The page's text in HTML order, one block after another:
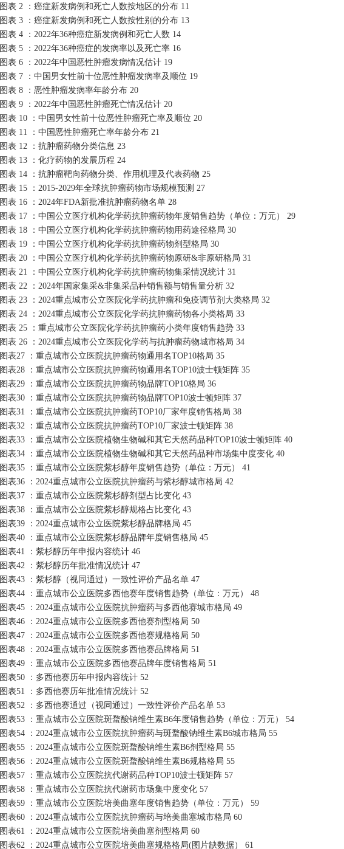
图表 2 ：癌症新发病例和死亡人数按地区的分布 11
图表 3 ：癌症新发病例和死亡人数按性别的分布 13
图表 4 ：2022年36种癌症新发病例和死亡人数 14
图表 5 ：2022年36种癌症的发病率以及死亡率 16
图表 6 ：2022年中国恶性肿瘤发病情况估计 19
图表 7 ：中国男女性前十位恶性肿瘤发病率及顺位 19
图表 8 ：恶性肿瘤发病率年龄分布 20
图表 9 ：2022年中国恶性肿瘤死亡情况估计 20
图表 10 ：中国男女性前十位恶性肿瘤死亡率及顺位 20
图表 11 ：中国恶性肿瘤死亡率年龄分布 21
图表 12 ：抗肿瘤药物分类信息 23
图表 13 ：化疗药物的发展历程 24
图表 14 ：抗肿瘤靶向药物分类、作用机理及代表药物 25
图表 15 ：2015-2029年全球抗肿瘤药物市场规模预测 27
图表 16 ：2024年FDA新批准抗肿瘤药物名单 28
图表 17 ：中国公立医疗机构化学药抗肿瘤药物年度销售趋势（单位：万元）
29
图表 18 ：中国公立医疗机构化学药抗肿瘤药物用药途径格局 30
图表 19 ：中国公立医疗机构化学药抗肿瘤药物剂型格局 30
图表 20 ：中国公立医疗机构化学药抗肿瘤药物原研&非原研格局 31
图表 21 ：中国公立医疗机构化学药抗肿瘤药物集采情况统计 31
图表 22 ：2024年国家集采&非集采品种销售额与销售量分析 32
图表 23 ：2024重点城市公立医院化学药抗肿瘤和免疫调节剂大类格局 32
图表 24 ：2024重点城市公立医院化学药抗肿瘤药物各小类格局 33
图表 25 ：重点城市公立医院化学药抗肿瘤药小类年度销售趋势 33
图表 26 ：2024重点城市公立医院化学药与抗肿瘤药物城市格局 34
图表27 ：重点城市公立医院抗肿瘤药物通用名TOP10格局 35
图表28 ：重点城市公立医院抗肿瘤药物通用名TOP10波士顿矩阵 35
图表29 ：重点城市公立医院抗肿瘤药物品牌TOP10格局 36
图表30 ：重点城市公立医院抗肿瘤药物品牌TOP10波士顿矩阵 37
图表31 ：重点城市公立医院抗肿瘤药TOP10厂家年度销售格局 38
图表32 ：重点城市公立医院抗肿瘤药TOP10厂家波士顿矩阵 38
图表33 ：重点城市公立医院植物生物碱和其它天然药品种TOP10波士顿矩阵 40
图表34 ：重点城市公立医院植物生物碱和其它天然药品种市场集中度变化 40
图表35 ：重点城市公立医院紫杉醇年度销售趋势（单位：万元）
41
图表36 ：2024重点城市公立医院抗肿瘤药与紫杉醇城市格局 42
图表37 ：重点城市公立医院紫杉醇剂型占比变化 43
图表38 ：重点城市公立医院紫杉醇规格占比变化 43
图表39 ：2024重点城市公立医院紫杉醇品牌格局 45
图表40 ：重点城市公立医院紫杉醇品牌年度销售格局 45
图表41 ：紫杉醇历年申报内容统计 46
图表42 ：紫杉醇历年批准情况统计 47
图表43 ：紫杉醇（视同通过）一致性评价产品名单 47
图表44 ：重点城市公立医院多西他赛年度销售趋势（单位：万元）
48
图表45 ：2024重点城市公立医院抗肿瘤药与多西他赛城市格局 49
图表46 ：2024重点城市公立医院多西他赛剂型格局 50
图表47 ：2024重点城市公立医院多西他赛规格格局 50
图表48 ：2024重点城市公立医院多西他赛品牌格局 51
图表49 ：重点城市公立医院多西他赛品牌年度销售格局 51
图表50 ：多西他赛历年申报内容统计 52
图表51 ：多西他赛历年批准情况统计 52
图表52 ：多西他赛通过（视同通过）一致性评价产品名单 53
图表53 ：重点城市公立医院斑蝥酸钠维生素B6年度销售趋势（单位：万元）
54
图表54 ：2024重点城市公立医院抗肿瘤药与斑蝥酸钠维生素B6城市格局 55
图表55 ：2024重点城市公立医院斑蝥酸钠维生素B6剂型格局 55
图表56 ：2024重点城市公立医院斑蝥酸钠维生素B6规格格局 55
图表57 ：重点城市公立医院抗代谢药品种TOP10波士顿矩阵 57
图表58 ：重点城市公立医院抗代谢药市场集中度变化 57
图表59 ：重点城市公立医院培美曲塞年度销售趋势（单位：万元）
59
图表60 ：2024重点城市公立医院抗肿瘤药与培美曲塞城市格局 60
图表61 ：2024重点城市公立医院培美曲塞剂型格局 60
图表62 ：2024重点城市公立医院培美曲塞规格格局(图片缺数据） 61